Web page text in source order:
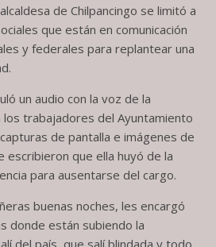
de Chilpancingo se limitó a
que están en comunicación
y federales para replantear una
un audio con la voz de la
los trabajadores del Ayuntamiento
de pantalla e imágenes de
escribieron que ella huyó de la
para ausentarse del cargo.
buenas noches, les encargó
donde están subiendo la
del país, que salí blindada y todo